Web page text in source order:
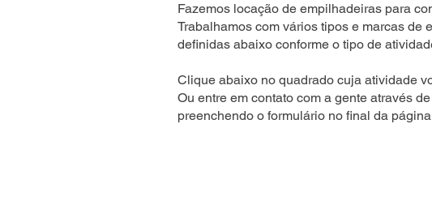
Fazemos locação de empilhadeiras para
Trabalhamos com vários tipos e marcas de
definidas abaixo conforme o tipo de
Clique abaixo no quadrado cuja atividade
Ou entre em contato com a gente através
preenchendo o formulário no final da